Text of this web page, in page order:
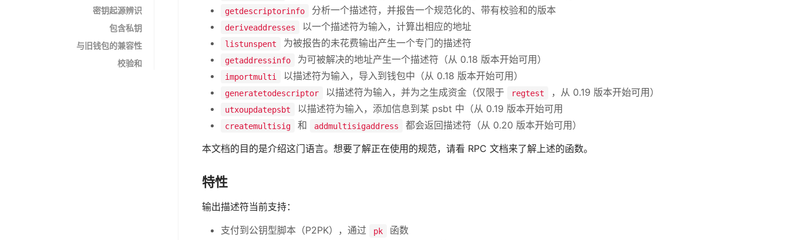
密钥起源辨识
包含私钥
与旧钱包的兼容性
校验和
getdescriptorinfo 分析一个描述符，并报告一个规范化的、带有校验和的版本
deriveaddresses 以一个描述符为输入，计算出相应的地址
listunspent 为被报告的未花费输出产生一个专门的描述符
getaddressinfo 为可被解决的地址产生一个描述符（从 0.18 版本开始可用）
importmulti 以描述符为输入，导入到钱包中（从 0.18 版本开始可用）
generatetodescriptor 以描述符为输入，并为之生成资金（仅限于 regtest ，从 0.19 版本开始可用）
utxoupdatepsbt 以描述符为输入，添加信息到某 psbt 中（从 0.19 版本开始可用
createmultisig 和 addmultisigaddress
都会返回描述符（从 0.20 版本开始可用）
本文档的目的是介绍这门语言。想要了解正在使用的规范，请看 RPC 文档来了解上述的函数。
特性
输出描述符当前支持：
支付到公钥型脚本（P2PK），通过
pk
函数